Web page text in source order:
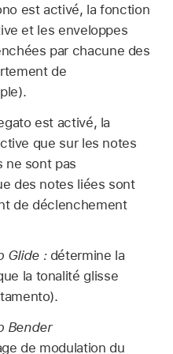
est activé, la fonction
et les enveloppes
par chacune des
de
est activé, la
que sur les notes
ne sont pas
des notes liées sont
de déclenchement
Glide :détermine la
la tonalité glisse
Bender
de modulation du